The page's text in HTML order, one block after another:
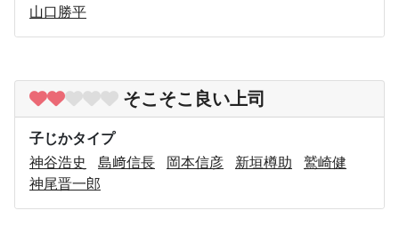
山口勝平
そこそこ良い上司
子じかタイプ
神谷浩史
島﨑信長 岡本信彦 新垣樽助
鷲崎健
神尾晋一郎